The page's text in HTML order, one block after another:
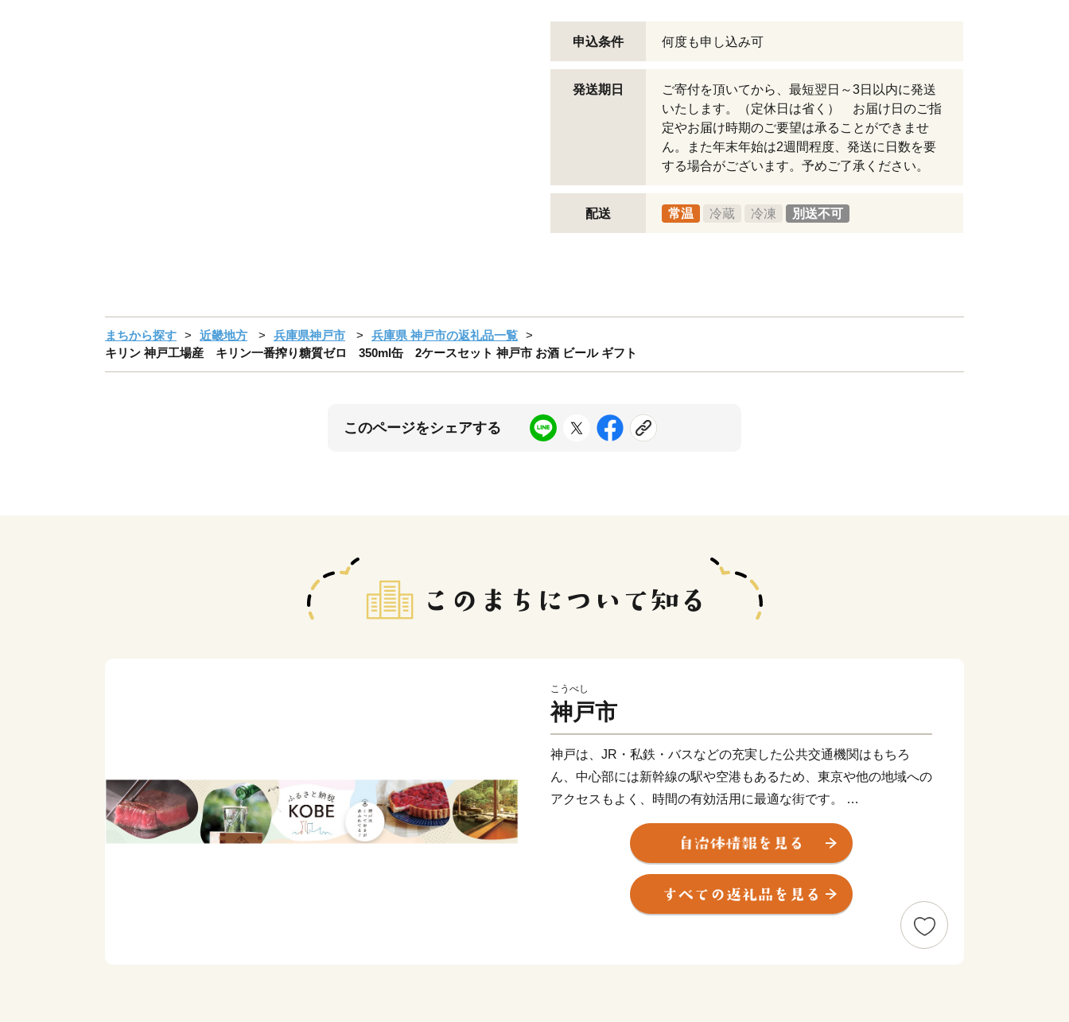
申込条件 何度も申し込み可
発送期日
ご寄付を頂いてから、最短翌日～3日以内に発送
いたします。（定休日は省く） お届け日のご指
定やお届け時期のご要望は承ることができませ
ん。また年末年始は2週間程度、発送に日数を要
する場合がございます。予めご了承ください。
配送 常温 冷蔵 冷凍 別送不可
まちから探す 近畿地方 兵庫県神戸市
兵庫県 神戸市の返礼品一覧
キリン 神戸工場産 キリン一番搾り糖質ゼロ 350ml缶 2ケースセット 神戸市 お酒 ビール ギフト
このページをシェアする
こうべし
神戸市
神戸は、JR・私鉄・バスなどの充実した公共交通機関はもちろ
ん、中心部には新幹線の駅や空港もあるため、東京や他の地域への
アクセスもよく、時間の有効活用に最適な街です。
しかし、これだけではありません。神戸の魅力は、何より、都会と
自然が近いということ。海と山に囲まれ、心地よい風が吹く。
そして、中心部からほど近い場所には、広大な田園風景が広がって
さらに、住んでいる人や訪れる人が盛んに交流する街でもあり、多